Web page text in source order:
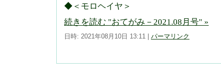
◆＜モロヘイヤ＞
続きを読む "おてがみ－2021.08月号" »
日時: 2021年08月10日 13:11 パーマリンク